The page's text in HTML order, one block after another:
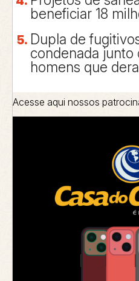
beneficiar 18
Dupla de
condenada junto
homens que
Acesse aqui nossos